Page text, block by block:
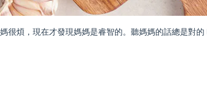
煩，現在才發現媽媽是睿智的。聽媽媽的話總是對的